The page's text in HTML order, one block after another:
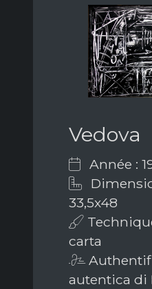
Vedova
Année :
33,5x48
carta
autentica di